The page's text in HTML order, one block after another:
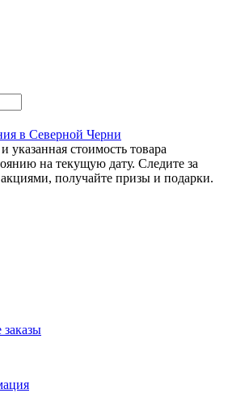
указанная стоимость товара
на текущую дату. Следите за
получайте призы и подарки.